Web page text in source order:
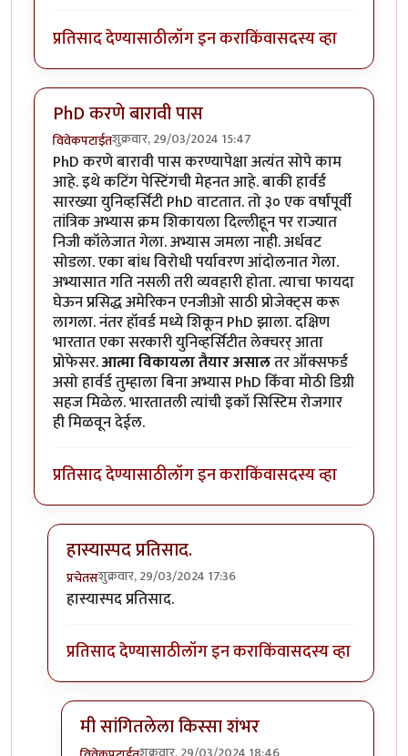
प्रतिसाद देण्यासाठीलॉग इन कराकिंवासदस्य व्हा
PhD करणे बारावी पास
विवेकपटाईतशुक्रवार, 29/03/2024 15:47
PhD करणे बारावी पास करण्यापेक्षा अत्यंत सोपे काम
आहे. इथे कटिंग पेस्टिंगची मेहनत आहे. बाकी हार्वर्ड
सारख्या युनिव्हर्सिटी PhD वाटतात. तो ३० एक वर्षांपूर्वी
तांत्रिक अभ्यास क्रम शिकायला दिल्लीहून पर राज्यात
निजी कॉलेजात गेला. अभ्यास जमला नाही. अर्धवट
सोडला. एका बांध विरोधी पर्यावरण आंदोलनात गेला.
अभ्यासात गति नसली तरी व्यवहारी होता. त्याचा फायदा
घेऊन प्रसिद्ध अमेरिकन एनजीओ साठी प्रोजेक्ट्स करू
लागला. नंतर हॉवर्ड मध्ये शिकून PhD झाला. दक्षिण
भारतात एका सरकारी युनिव्हर्सिटीत लेक्चरर् आता
प्रोफेसर.आत्मा विकायला तैयार असालतर ऑक्सफर्ड
असो हार्वर्ड तुम्हाला बिना अभ्यास PhD किँवा मोठी डिग्री
सहज मिळेल. भारतातली त्यांची इकॉ सिस्टिम रोजगार
ही मिळवून देईल.
प्रतिसाद देण्यासाठीलॉग इन कराकिंवासदस्य व्हा
हास्यास्पद प्रतिसाद.
प्रचेतसशुक्रवार, 29/03/2024 17:36
In reply toPhD करणे बारावी पास
हास्यास्पद प्रतिसाद.
प्रतिसाद देण्यासाठीलॉग इन कराकिंवासदस्य व्हा
मी सांगितलेला किस्सा शंभर